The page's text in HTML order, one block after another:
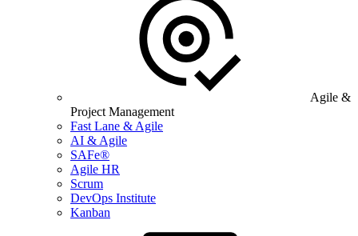
Agile &
Project Management
Fast Lane & Agile
AI & Agile
SAFe®
Agile HR
Scrum
DevOps Institute
Kanban